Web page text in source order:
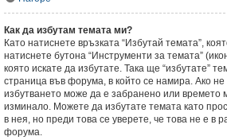
Как да избутам темата ми?
Като натиснете връзката “Избутай темата”,
натиснете бутона “Инструменти за темата”
която искате да избутате. Така ще “избутате”
страница във форума, в който се намира. Ако не
избутването може да е забранено или времето
изминало. Можете да избутате темата като
в нея, но преди това се уверете, че това не е в
форума.